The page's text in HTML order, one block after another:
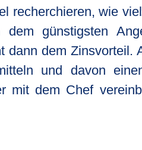
recherchieren, wie
günstigsten
dann dem
und davon
mit dem Chef